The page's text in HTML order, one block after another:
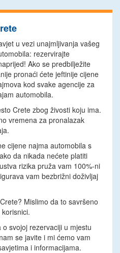
u vezi unajmljivanja vašeg
rezervirajte
Ako se predbilježite
pronaći ćete jeftinije cijene
kod svake agencije za
automobila.
Crete zbog živosti koju ima.
vremena za pronalazak
cijene najma automobila s
da nikada nećete platiti
rizika pruža vam 100%-ni
vam bezbrižni doživljaj
Mislimo da to savršeno
svojoj rezervaciji u mjestu
se javite i mi ćemo vam
i informacijama.